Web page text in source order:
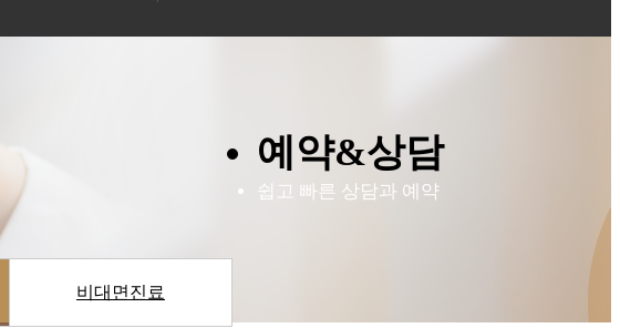
예약&상담
쉽고 빠른 상담과 예약
비대면진료